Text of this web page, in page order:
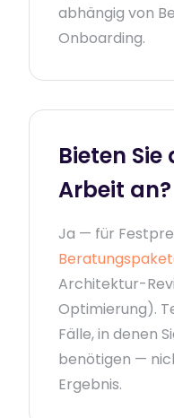
abhängig von
Onboarding.
Bieten
Arbeit an?
Ja — für
Architektur-
Optimierung).
Fälle, in denen
benötigen —
Ergebnis.